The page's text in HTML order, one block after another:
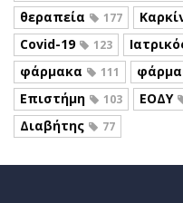
θεραπεία 177
Covid-19 123
φάρμακα 111
Επιστήμη 103 ΕΟΔΥ
Διαβήτης 77